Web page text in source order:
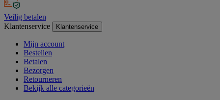
Veilig betalen
Klantenservice
Klantenservice
Mijn account
Bestellen
Betalen
Bezorgen
Retourneren
Bekijk alle categorieën